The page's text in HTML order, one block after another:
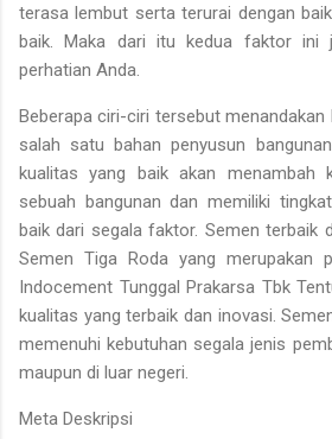
terasa lembut serta terurai dengan
baik. Maka dari itu kedua faktor ini
perhatian Anda.
Beberapa ciri-ciri tersebut menandakan
salah satu bahan penyusun
kualitas yang baik akan menambah
sebuah bangunan dan memiliki
baik dari segala faktor. Semen terbaik
Semen Tiga Roda yang merupakan
Indocement Tunggal Prakarsa Tbk
kualitas yang terbaik dan inovasi.
memenuhi kebutuhan segala jenis
maupun di luar negeri.
Meta Deskripsi